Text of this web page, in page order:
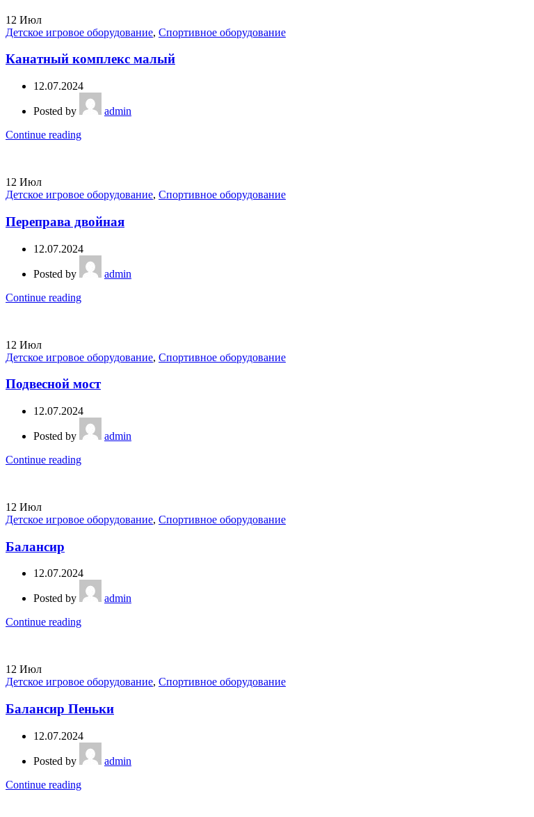
12 Июл
Детское игровое оборудование, Спортивное оборудование
Канатный комплекс малый
12.07.2024
Posted by
admin
Continue reading
12 Июл
Детское игровое оборудование, Спортивное оборудование
Переправа двойная
12.07.2024
Posted by
admin
Continue reading
12 Июл
Детское игровое оборудование, Спортивное оборудование
Подвесной мост
12.07.2024
Posted by
admin
Continue reading
12 Июл
Детское игровое оборудование, Спортивное оборудование
Балансир
12.07.2024
Posted by
admin
Continue reading
12 Июл
Детское игровое оборудование, Спортивное оборудование
Балансир Пеньки
12.07.2024
Posted by
admin
Continue reading